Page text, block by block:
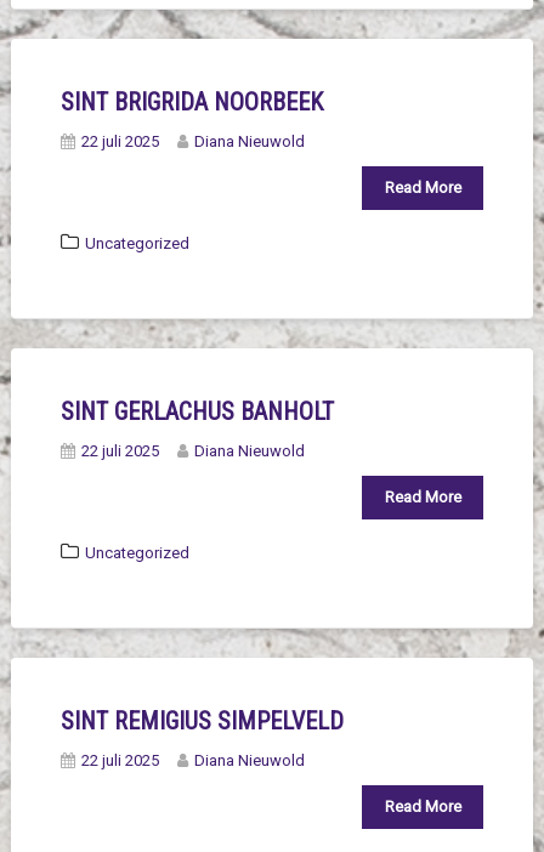
SINT BRIGRIDA NOORBEEK
22 juli 2025 Diana Nieuwold
Read More
Uncategorized
SINT GERLACHUS BANHOLT
22 juli 2025 Diana Nieuwold
Read More
Uncategorized
SINT REMIGIUS SIMPELVELD
22 juli 2025 Diana Nieuwold
Read More